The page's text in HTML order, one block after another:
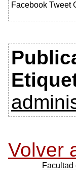
Facebook Tweet
Volver